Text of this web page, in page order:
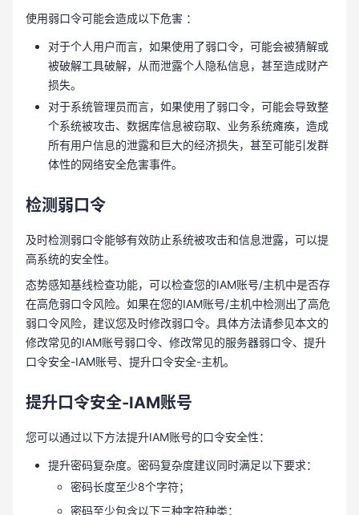
使用弱口令可能会造成以下危害 ：
对于个人用户而言，如果使用了弱口令，可能会被猜解或
被破解工具破解，从而泄露个人隐私信息，甚至造成财产
损失。
对于系统管理员而言，如果使用了弱口令，可能会导致整
个系统被攻击、数据库信息被窃取、业务系统瘫痪，造成
所有用户信息的泄露和巨大的经济损失，甚至可能引发群
体性的网络安全危害事件。
检测弱口令
及时检测弱口令能够有效防止系统被攻击和信息泄露，可以提
高系统的安全性。
态势感知基线检查功能，可以检查您的IAM账号/主机中是否存
在高危弱口令风险。如果在您的IAM账号/主机中检测出了高危
弱口令风险，建议您及时修改弱口令。具体方法请参见本文的
修改常见的IAM账号弱口令、修改常见的服务器弱口令、提升
口令安全-IAM账号、提升口令安全-主机。
提升口令安全-IAM账号
您可以通过以下方法提升IAM账号的口令安全性：
提升密码复杂度。密码复杂度建议同时满足以下要求：
密码长度至少8个字符；
密码至少包含以下三种字符种类：